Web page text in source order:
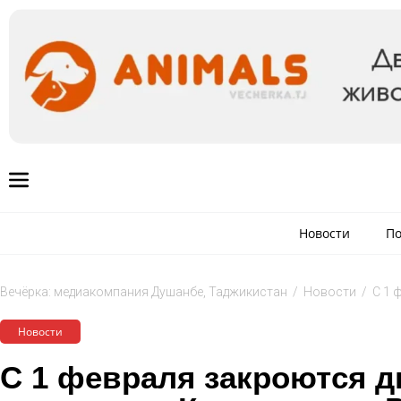
Новости
Вечёрка: медиакомпания Душанбе, Таджикистан / Новости / С 1
Новости
С 1 февраля закроются